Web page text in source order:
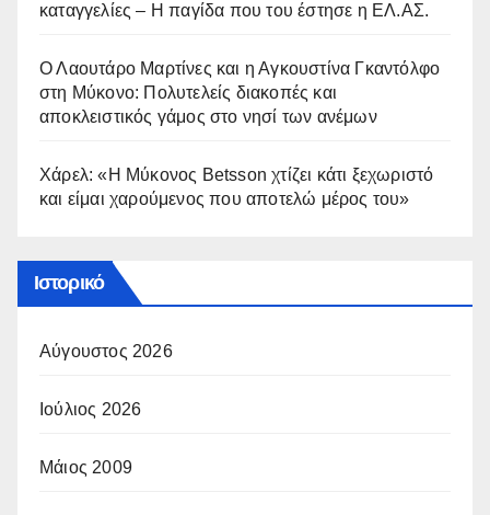
καταγγελίες – Η παγίδα που του έστησε η ΕΛ.ΑΣ.
Ο Λαουτάρο Μαρτίνες και η Αγκουστίνα Γκαντόλφο
στη Μύκονο: Πολυτελείς διακοπές και
αποκλειστικός γάμος στο νησί των ανέμων
Χάρελ: «Η Μύκονος Betsson χτίζει κάτι ξεχωριστό
και είμαι χαρούμενος που αποτελώ μέρος του»
Ιστορικό
Αύγουστος 2026
Ιούλιος 2026
Μάιος 2009